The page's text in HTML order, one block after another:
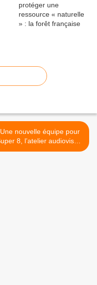
Une nouvelle équipe pour
8, l’atelier audiovisuel
du lycée Jacob Holtzer ! >